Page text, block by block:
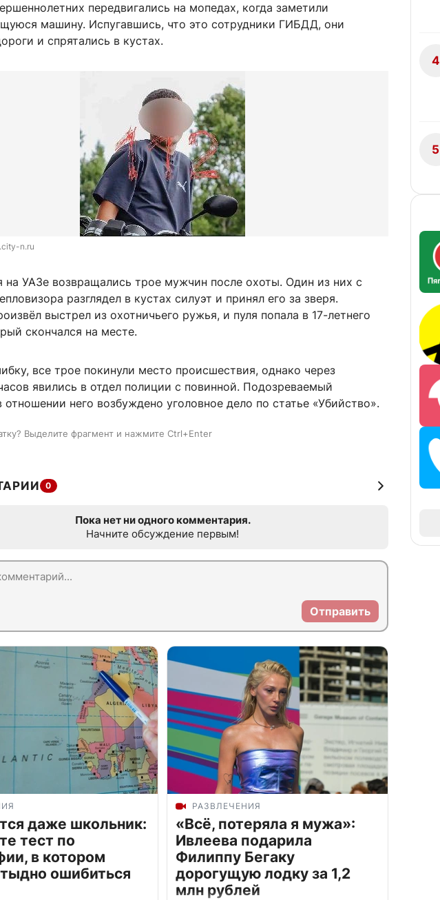
передвигались на мопедах, когда заметили
машину. Испугавшись, что это сотрудники ГИБДД, они
и спрятались в кустах.
n.ru
на УАЗе возвращались трое мужчин после охоты. Один из них с
разглядел в кустах силуэт и принял его за зверя.
выстрел из охотничьего ружья, и пуля попала в 17-летнего
скончался на месте.
все трое покинули место происшествия, однако через
явились в отдел полиции с повинной. Подозреваемый
отношении него возбуждено уголовное дело по статье «Убийство».
Выделите фрагмент и нажмите Ctrl+Enter
0
Пока нет ни одного комментария.
Начните обсуждение первым!
Отправить
даже школьник:
тест по
в котором
ошибиться
РАЗВЛЕЧЕНИЯ
«Всё, потеряла я мужа»:
Ивлеева подарила
Филиппу Бегаку
дорогущую лодку за 1,2
млн рублей
4
5